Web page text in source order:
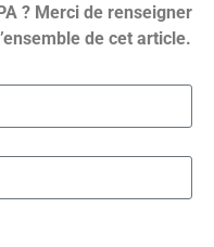
? Merci de renseigner
de cet article.